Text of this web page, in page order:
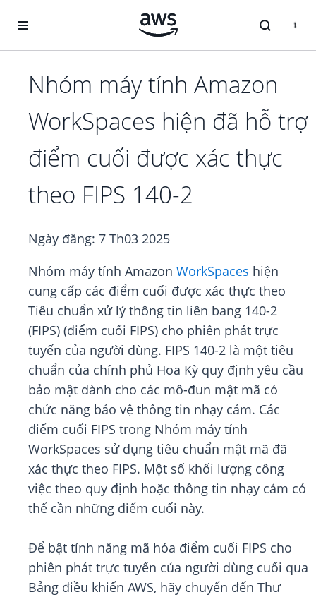
Nhóm máy tính Amazon
WorkSpaces hiện đã hỗ trợ
điểm cuối được xác thực
theo FIPS 140-2
Ngày đăng: 7 Th03 2025
Nhóm máy tính Amazon WorkSpaces hiện
cung cấp các điểm cuối được xác thực theo
Tiêu chuẩn xử lý thông tin liên bang 140-2
(FIPS) (điểm cuối FIPS) cho phiên phát trực
tuyến của người dùng. FIPS 140-2 là một tiêu
chuẩn của chính phủ Hoa Kỳ quy định yêu cầu
bảo mật dành cho các mô-đun mật mã có
chức năng bảo vệ thông tin nhạy cảm. Các
điểm cuối FIPS trong Nhóm máy tính
WorkSpaces sử dụng tiêu chuẩn mật mã đã
xác thực theo FIPS. Một số khối lượng công
việc theo quy định hoặc thông tin nhạy cảm có
thể cần những điểm cuối này.
Để bật tính năng mã hóa điểm cuối FIPS cho
phiên phát trực tuyến của người dùng cuối qua
Bảng điều khiển AWS, hãy chuyển đến Thư